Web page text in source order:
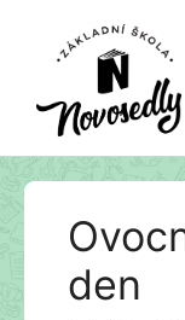
Přeskočit
den